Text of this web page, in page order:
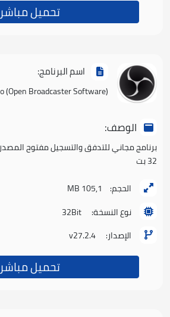
تحميل مباشر
اسم البرنامج:
(Open Broadcaster Software) OBS Studio
الوصف:
32 بت
الحجم:
105,1 MB
نوع النسخة:
32Bit
الإصدار:
v27.2.4
تحميل مباشر